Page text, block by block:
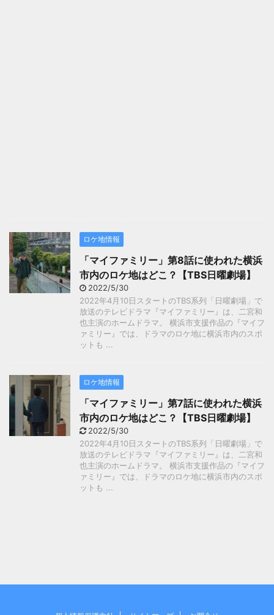
ロケ地情報
「マイファミリー」第8話に使われた横浜
市内のロケ地はどこ？【TBS日曜劇場】
2022/5/30
2022年4月10日スタートのTBS系列「日曜劇場」で
放送のテレビドラマ『マイファミリー』は、二宮和
也主演のホームドラマ。 横浜市支援作品の『マイフ
ァミリー』では、ドラマのロケ地に横浜市内のスポ
ットも ...
ロケ地情報
「マイファミリー」第7話に使われた横浜
市内のロケ地はどこ？【TBS日曜劇場】
2022/5/30
2022年4月10日スタートのTBS系列「日曜劇場」で
放送のテレビドラマ『マイファミリー』は、二宮和
也主演のホームドラマ。 横浜市支援作品の『マイフ
ァミリー』では、ドラマのロケ地に横浜市内のスポ
ットも ...